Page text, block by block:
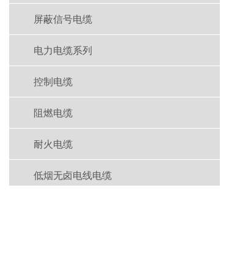
屏蔽信号电缆
电力电缆系列
控制电缆
阻燃电缆
耐火电缆
低烟无卤电线电缆